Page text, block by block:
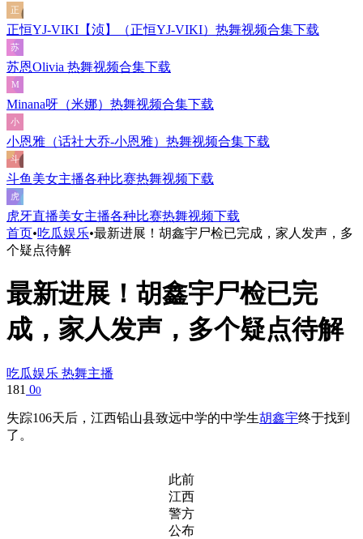
正恒YJ-VIKI【浈】（正恒YJ-VIKI）热舞视频合集下载
苏恩Olivia 热舞视频合集下载
Minana呀（米娜）热舞视频合集下载
小恩雅（话社大乔-小恩雅）热舞视频合集下载
斗鱼美女主播各种比赛热舞视频下载
虎牙直播美女主播各种比赛热舞视频下载
首页•吃瓜娱乐•最新进展！胡鑫宇尸检已完成，家人发声，多
个疑点待解
最新进展！胡鑫宇尸检已完
成，家人发声，多个疑点待解
吃瓜娱乐 热舞主播
181 00
失踪106天后，江西铅山县致远中学的中学生胡鑫宇终于找到
了。
此前
江西
警方
公布